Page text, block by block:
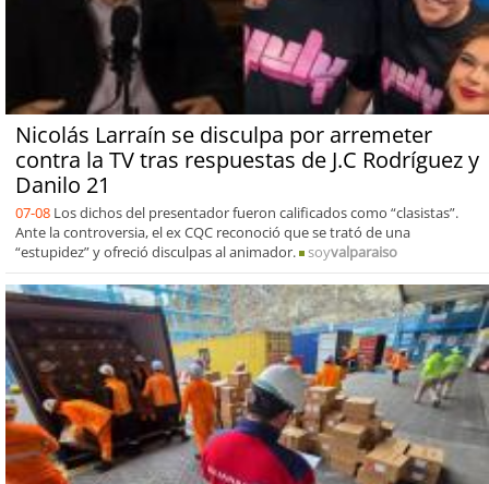
Nicolás Larraín se disculpa por arremeter
contra la TV tras respuestas de J.C Rodríguez y
Danilo 21
07-08 Los dichos del presentador fueron calificados como “clasistas”.
Ante la controversia, el ex CQC reconoció que se trató de una
“estupidez” y ofreció disculpas al animador.
soyvalparaiso